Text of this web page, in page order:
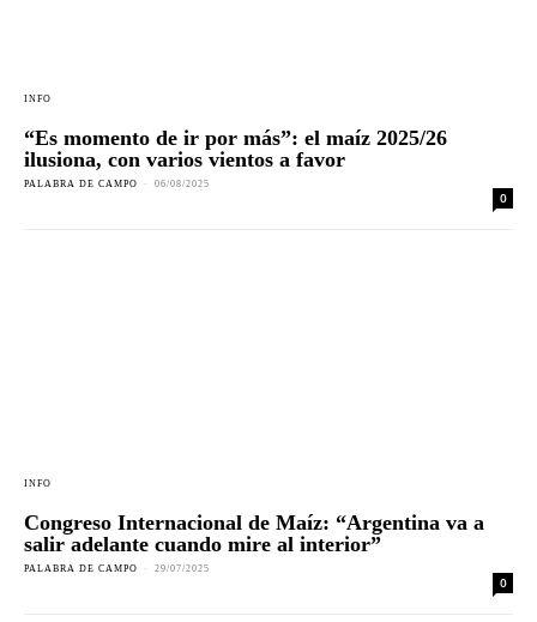
INFO
“Es momento de ir por más”: el maíz 2025/26
ilusiona, con varios vientos a favor
PALABRA DE CAMPO - 06/08/2025
0
INFO
Congreso Internacional de Maíz: “Argentina va a
salir adelante cuando mire al interior”
PALABRA DE CAMPO - 29/07/2025
0